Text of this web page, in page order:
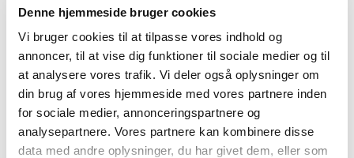
Denne hjemmeside bruger cookies
Vi bruger cookies til at tilpasse vores indhold og
annoncer, til at vise dig funktioner til sociale medier og til
at analysere vores trafik. Vi deler også oplysninger om
din brug af vores hjemmeside med vores partnere inden
for sociale medier, annonceringspartnere og
analysepartnere. Vores partnere kan kombinere disse
data med andre oplysninger, du har givet dem, eller som
link til beskrivelse af introstilling i Region Sjælland og Region
Hovedstaden).
Hoveduddannelsesforløb
Når du har gennemført din introduktionsstilling i Almen Medicin
kan du søge et hoveduddannelsesforløb i Almen Medicin.
Region Sjælland opslår 56 hoveduddannelsesforløb årligt.
Region Hovedstaden opslår 84 hoveduddannelsesforløb årligt.